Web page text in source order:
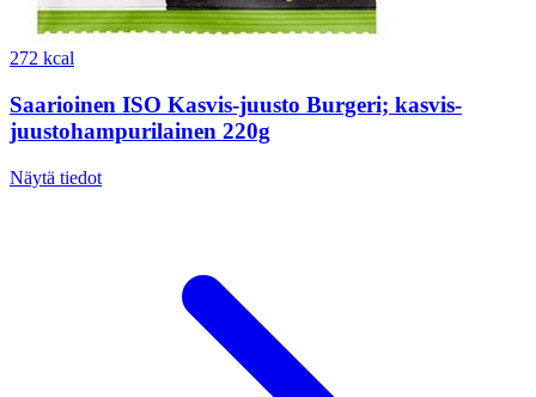
272 kcal
Saarioinen ISO Kasvis-juusto Burgeri; kasvis-
juustohampurilainen 220g
Näytä tiedot